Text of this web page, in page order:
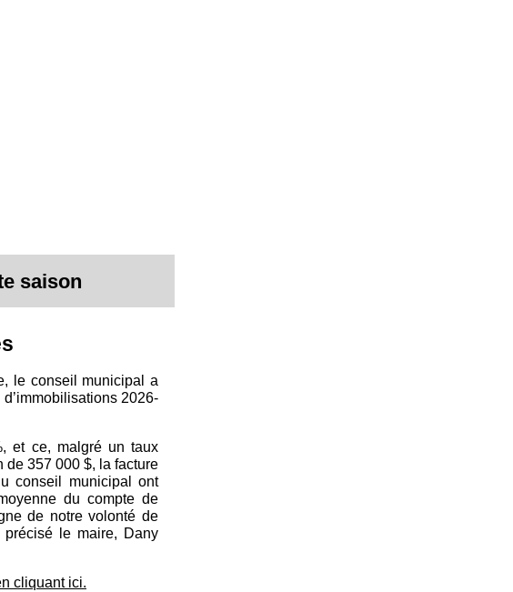
saison
le conseil municipal a
2026-
et ce, malgré un taux
de 357 000 $, la facture
conseil municipal ont
du compte de
de notre volonté de
le maire, Dany
cliquant ici.